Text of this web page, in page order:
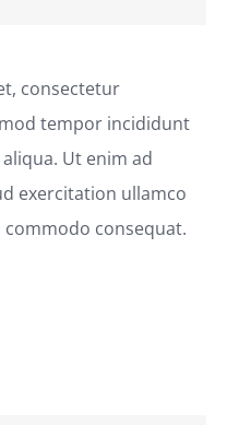
consectetur
tempor incididunt
Ut enim ad
exercitation ullamco
consequat.